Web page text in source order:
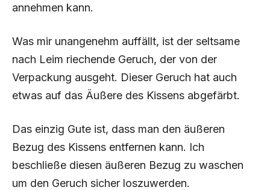
annehmen kann.
Was mir unangenehm auffällt, ist der seltsame
nach Leim riechende Geruch, der von der
Verpackung ausgeht. Dieser Geruch hat auch
etwas auf das Äußere des Kissens abgefärbt.
Das einzig Gute ist, dass man den äußeren
Bezug des Kissens entfernen kann. Ich
beschließe diesen äußeren Bezug zu waschen
um den Geruch sicher loszuwerden.